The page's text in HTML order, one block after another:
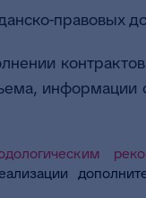
правовых
информации